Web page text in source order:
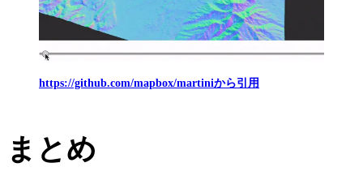
https://github.com/mapbox/martiniから引用
まとめ